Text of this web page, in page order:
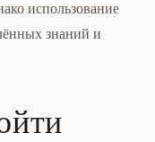
использование
знаний и